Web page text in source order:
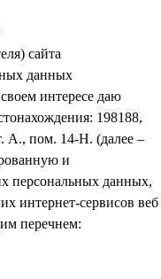
сайта
данных
интересе даю
198188,
А., пом. 14-Н. (далее –
и
персональных данных,
интернет-сервисов веб
перечнем: